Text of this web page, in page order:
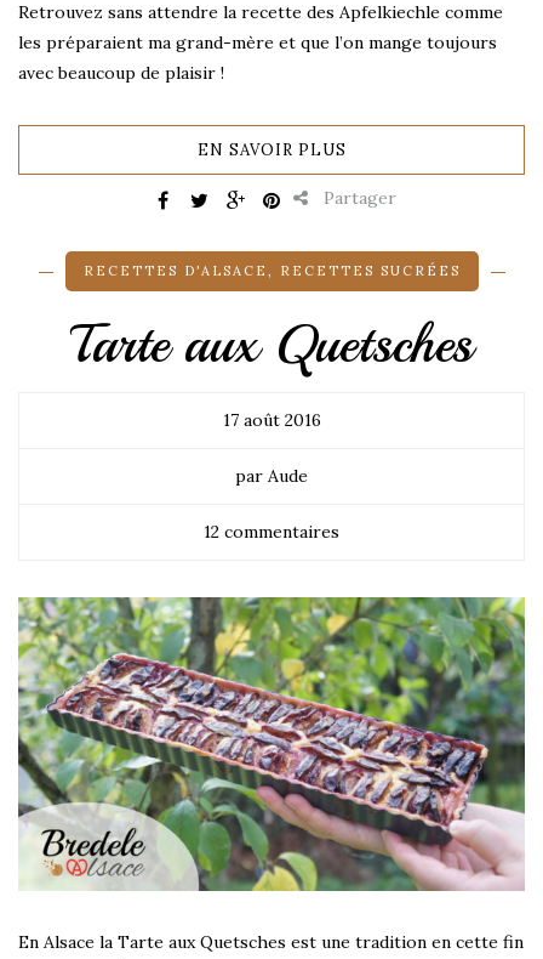
Retrouvez sans attendre la recette des Apfelkiechle comme
les préparaient ma grand-mère et que l’on mange toujours
avec beaucoup de plaisir !
EN SAVOIR PLUS
Partager
RECETTES D'ALSACE , RECETTES SUCRÉES
Tarte aux Quetsches
17 août 2016
par Aude
12 commentaires
En Alsace la Tarte aux Quetsches est une tradition en cette fin